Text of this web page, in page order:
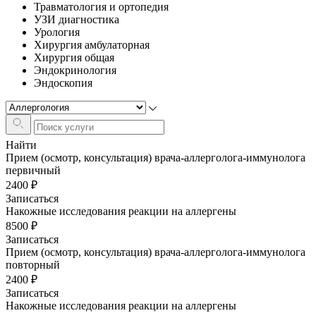
Травматология и ортопедия
УЗИ диагностика
Урология
Хирургия амбулаторная
Хирургия общая
Эндокринология
Эндоскопия
Найти
Прием (осмотр, консультация) врача-аллерголога-иммунолога
первичный
2400 ₽
Записаться
Накожные исследования реакции на аллергены
8500 ₽
Записаться
Прием (осмотр, консультация) врача-аллерголога-иммунолога
повторный
2400 ₽
Записаться
Накожные исследования реакции на аллергены